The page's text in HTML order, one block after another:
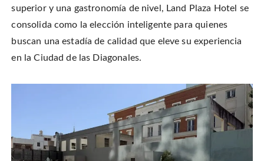
superior y una gastronomía de nivel, Land Plaza Hotel se
consolida como la elección inteligente para quienes
buscan una estadía de calidad que eleve su experiencia
en la Ciudad de las Diagonales.